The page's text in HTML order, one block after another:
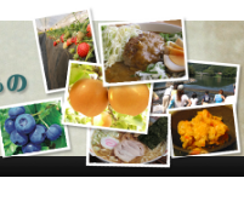
木のうんまい